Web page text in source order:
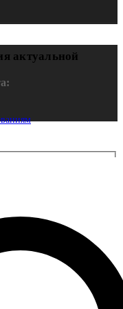
актуальной